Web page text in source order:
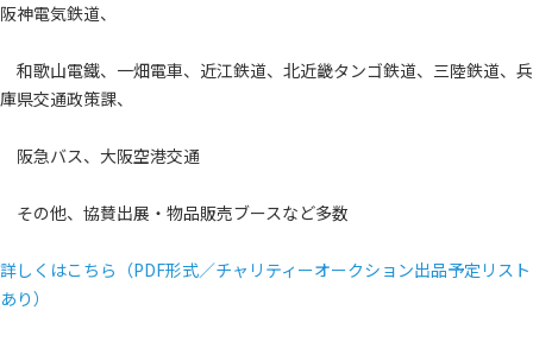
阪神電気鉄道、
和歌山電鐵、一畑電車、近江鉄道、北近畿タンゴ鉄道、三陸鉄道、兵
庫県交通政策課、
阪急バス、大阪空港交通
その他、協賛出展・物品販売ブースなど多数
詳しくはこちら（PDF形式／チャリティーオークション出品予定リスト
あり）